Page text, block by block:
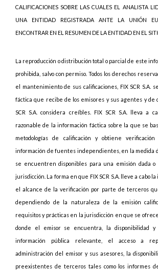
CALIFICACIONES SOBRE LAS CUALES EL ANALISTA
UNA ENTIDAD REGISTRADA ANTE LA UNIÓN
ENCONTRAR EN EL RESUMEN DE LA ENTIDAD EN EL
La reproducción o distribución total o parcial de este
prohibida, salvo con permiso. Todos los derechos
el mantenimiento de sus calificaciones, FIX SCR S.A.
fáctica que recibe de los emisores y sus agentes y de
SCR S.A. considera creíbles. FIX SCR S.A. lleva a
razonable de la información fáctica sobre la que se
metodologías de calificación y obtiene
información de fuentes independientes, en la medida
se encuentren disponibles para una emisión dada
jurisdicción. La forma en que FIX SCR S.A. lleve a cabo
el alcance de la verificación por parte de terceros
dependiendo de la naturaleza de la emisión
requisitos y prácticas en la jurisdicción en que se ofrece
donde el emisor se encuentra, la disponibilidad
información pública relevante, el acceso a
administración del emisor y sus asesores, la
preexistentes de terceros tales como los informes